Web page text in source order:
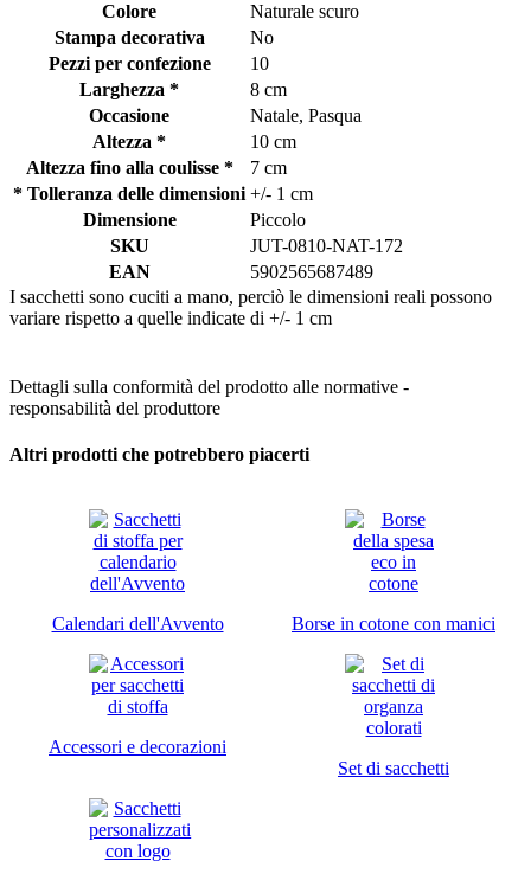
Colore
Naturale scuro
Stampa decorativa
No
Pezzi per confezione
10
Larghezza *
8 cm
Occasione
Natale, Pasqua
Altezza *
10 cm
Altezza fino alla coulisse *
7 cm
* Tolleranza delle dimensioni +/- 1 cm
Dimensione
Piccolo
SKU
JUT-0810-NAT-172
EAN
5902565687489
I sacchetti sono cuciti a mano, perciò le dimensioni reali possono
variare rispetto a quelle indicate di +/- 1 cm
Dettagli sulla conformità del prodotto alle normative -
responsabilità del produttore
Altri prodotti che potrebbero piacerti
Calendari dell'Avvento Borse in cotone con manici
Accessori e decorazioni
Set di sacchetti